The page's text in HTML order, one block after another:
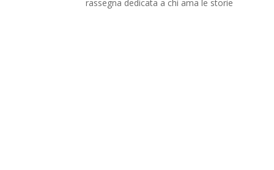
rassegna dedicata a chi ama le storie